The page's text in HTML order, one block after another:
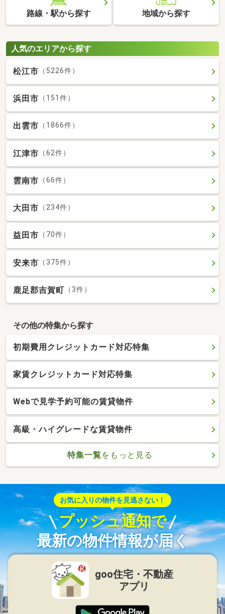
路線・駅から探す 地域から探す
人気のエリアから探す
松江市 （5226件）
浜田市 （151件）
出雲市 （1866件）
江津市 （62件）
雲南市 （66件）
大田市 （234件）
益田市 （70件）
安来市 （375件）
鹿足郡吉賀町 （3件）
その他の特集から探す
初期費用クレジットカード対応特集
家賃クレジットカード対応特集
Webで見学予約可能の賃貸物件
高級・ハイグレードな賃貸物件
特集一覧をもっと見る
お気に入りの物件を見逃さない！
プッシュ通知で
最新の物件情報が届く
goo住宅・不動産
アプリ